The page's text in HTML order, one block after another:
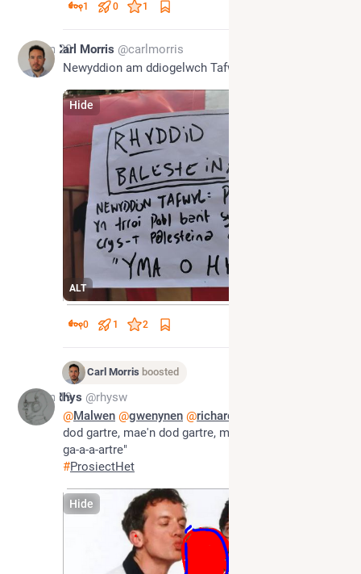
1 0 1
Jun 20Carl Morris @carlmorris
Newyddion am ddiogelwch Tafwyl.
ALT
Hide
0 1 2
Carl Morris boosted
Jun 19Rhys @rhysw
@Malwen @gwenynen @richardnosworthy
dod gartre, mae'n dod gartre, mae'n dwâd - het Nic
ga-a-a-artre"
#ProsiectHet
Hide